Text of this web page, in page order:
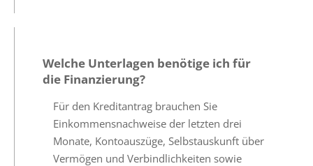
Welche Unterlagen benötige ich für
die Finanzierung?
Für den Kreditantrag brauchen Sie
Einkommensnachweise der letzten drei
Monate, Kontoauszüge, Selbstauskunft über
Vermögen und Verbindlichkeiten sowie